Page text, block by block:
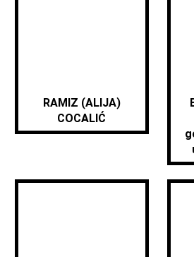
RAMIZ (ALIJA)
COCALIĆ